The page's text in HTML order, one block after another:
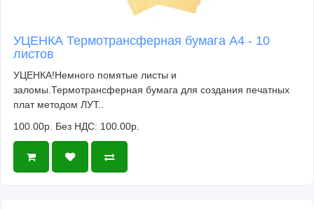
УЦЕНКА Термотрансферная бумага А4 - 10
листов
УЦЕНКА!Немного помятые листы и
заломы.Термотрансферная бумага для создания печатных
плат методом ЛУТ..
100.00р. Без НДС: 100.00р.